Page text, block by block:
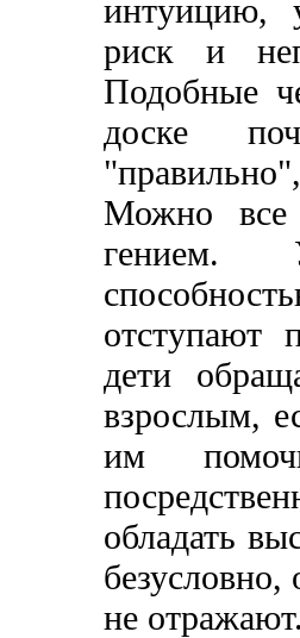
интуицию,
риск и
Подобные
доске
Можно все
гением.
отступают
дети
взрослым,
им
обладать
безусловно,
не